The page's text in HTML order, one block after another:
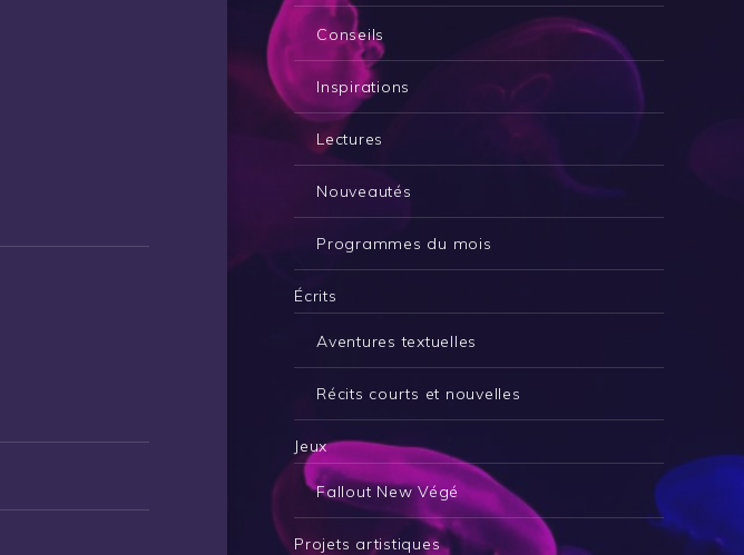
Conseils
Inspirations
Lectures
Nouveautés
Programmes du mois
Écrits
Aventures textuelles
Récits courts et nouvelles
Jeux
Fallout New Végé
Projets artistiques